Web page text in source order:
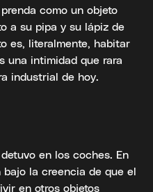
como un objeto
a su pipa y su lápiz de
es, literalmente, habitar
una intimidad que rara
industrial de hoy.
en los coches. En
bajo la creencia de que el
en otros objetos